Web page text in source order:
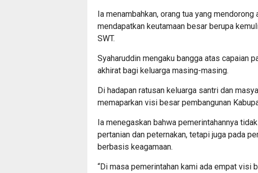
Ia menambahkan, orang tua yang mendorong
mendapatkan keutamaan besar berupa
SWT.
Syaharuddin mengaku bangga atas capaian
akhirat bagi keluarga masing-masing.
Di hadapan ratusan keluarga santri dan
memaparkan visi besar pembangunan
Ia menegaskan bahwa pemerintahannya
pertanian dan peternakan, tetapi juga pada
berbasis keagamaan.
“Di masa pemerintahan kami ada empat visi